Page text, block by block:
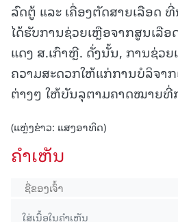
ລົດຕູ້ ແລະ ເຄື່ອງຕັດສາຍເລືອດ
ໄດ້ຮັບການຊ່ວຍເຫຼືອຈາກສູນເລື
ແດງ ສ.ເກົາຫຼີ. ດັ່ງນັ້ນ, ການຊ່ວ
ຄວາມສະດວກໃຫ້ແກ່ການບໍລິຈາ
ຕ່າງໆ ໃຫ້ບັນລຸຕາມຄາດໝາຍທີ່
(ແຫຼ່ງຂ່າວ: ແສງອາທິດ)
ຄໍາເຫັນ